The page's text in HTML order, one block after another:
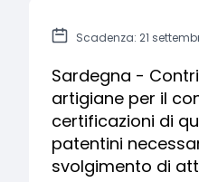
Scadenza: 21
Sardegna -
artigiane per il
certificazioni di
patentini
svolgimento di